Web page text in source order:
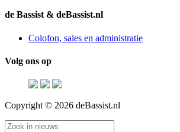
de Bassist & deBassist.nl
Colofon, sales en administratie
Volg ons op
Copyright © 2026 deBassist.nl